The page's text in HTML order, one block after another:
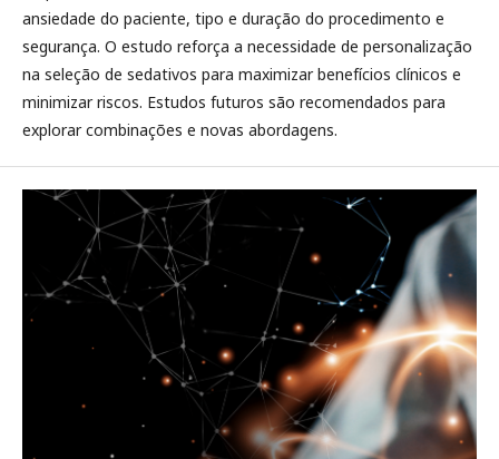
ansiedade do paciente, tipo e duração do procedimento e
segurança. O estudo reforça a necessidade de personalização
na seleção de sedativos para maximizar benefícios clínicos e
minimizar riscos. Estudos futuros são recomendados para
explorar combinações e novas abordagens.